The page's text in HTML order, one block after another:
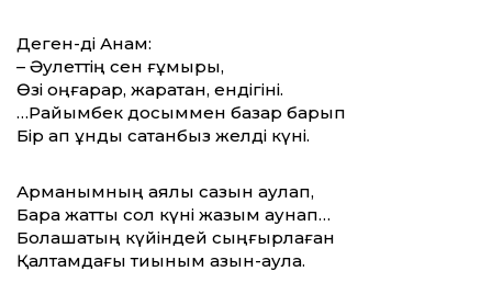
Деген-ді Анам:
– Әулеттің сен ғұмыры,
Өзі оңғарар, жаратқан, ендігіні.
…Райымбек досыммен базар барып
Бір қап ұнды сатқанбыз желді күні.
Арманымның аялы сазын аулап,
Бара жатты сол күні жазым аунап…
Болашақтың күйіндей сыңғырлаған
Қалтамдағы тиыным азын-аулақ.